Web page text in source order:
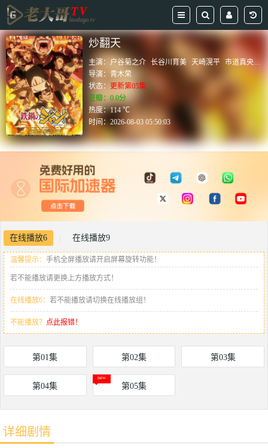
炒翻天
主演： 户谷菊之介 长谷川育美 天崎滉平 市道真央
导演：青木荣
状态： 更新第05集
豆瓣：0.0分
热度：114 ℃
时间：2026-08-03 05:50:03
在线播放6 在线播放9
温馨提示： 手机全屏播放请开启屏幕旋转功能！
若不能播放请更换上方播放方式！
在线播放6： 若不能播放请切换在线播放组！
不能播放？ 点此报错！
第01集 第02集 第03集
第04集 第05集
详细剧情